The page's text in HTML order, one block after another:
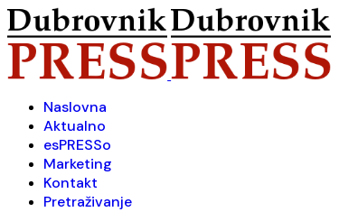
Naslovna
Aktualno
esPRESSo
Marketing
Kontakt
Pretraživanje